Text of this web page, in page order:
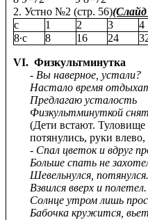
2. Устно №2 (стр. 56)(Слайд
с
1 2 3 4
8∙с
8 16 24
VI. Физкультминутка
- Вы наверное, устали?
Настало время
Предлагаю усталость
Физкультминуткой
(Дети встают. Туловище
потянулись, руки влево,
- Спал цветок и вдруг
Больше спать не
Шевельнулся, потянулся.
Взвился вверх и полетел.
Солнце утром лишь
Бабочка кружится,